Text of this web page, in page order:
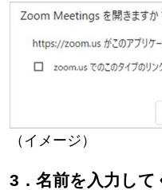
（イメージ）
3．名前を入力し